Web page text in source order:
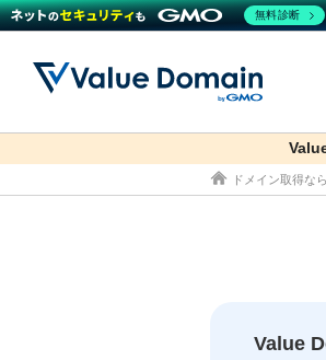
ドメイン
レンタルサーバー
セキュリティ
サービス ドメイン取得な
Value
無料診断